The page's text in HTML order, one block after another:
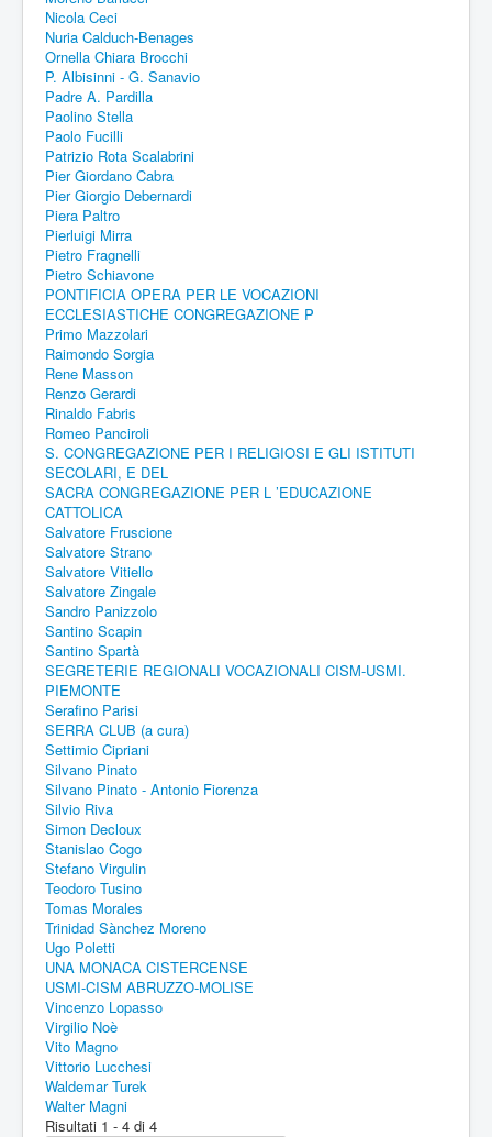
Nicola Ceci
Nuria Calduch-Benages
Ornella Chiara Brocchi
P. Albisinni - G. Sanavio
Padre A. Pardilla
Paolino Stella
Paolo Fucilli
Patrizio Rota Scalabrini
Pier Giordano Cabra
Pier Giorgio Debernardi
Piera Paltro
Pierluigi Mirra
Pietro Fragnelli
Pietro Schiavone
PONTIFICIA OPERA PER LE VOCAZIONI
ECCLESIASTICHE CONGREGAZIONE P
Primo Mazzolari
Raimondo Sorgia
Rene Masson
Renzo Gerardi
Rinaldo Fabris
Romeo Panciroli
S. CONGREGAZIONE PER I RELIGIOSI E GLI ISTITUTI
SECOLARI, E DEL
SACRA CONGREGAZIONE PER L ’EDUCAZIONE
CATTOLICA
Salvatore Fruscione
Salvatore Strano
Salvatore Vitiello
Salvatore Zingale
Sandro Panizzolo
Santino Scapin
Santino Spartà
SEGRETERIE REGIONALI VOCAZIONALI CISM-USMI.
PIEMONTE
Serafino Parisi
SERRA CLUB (a cura)
Settimio Cipriani
Silvano Pinato
Silvano Pinato - Antonio Fiorenza
Silvio Riva
Simon Decloux
Stanislao Cogo
Stefano Virgulin
Teodoro Tusino
Tomas Morales
Trinidad Sànchez Moreno
Ugo Poletti
UNA MONACA CISTERCENSE
USMI-CISM ABRUZZO-MOLISE
Vincenzo Lopasso
Virgilio Noè
Vito Magno
Vittorio Lucchesi
Waldemar Turek
Walter Magni
Risultati 1 - 4 di 4